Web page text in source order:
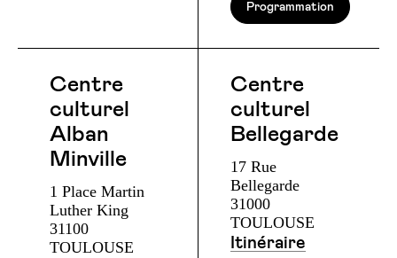
Programmation
Centre
culturel
Alban
Minville
1 Place Martin
Luther King
31100
TOULOUSE
Centre
culturel
Bellegarde
17 Rue
Bellegarde
31000
TOULOUSE
Itinéraire